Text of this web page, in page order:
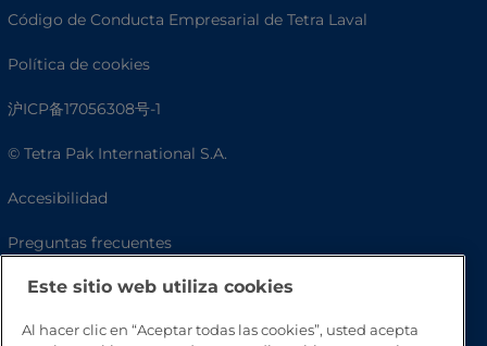
Código de Conducta Empresarial de Tetra Laval
Política de cookies
沪ICP备17056308号-1
© Tetra Pak International S.A.
Accesibilidad
Preguntas frecuentes
Este sitio web utiliza cookies
Al hacer clic en “Aceptar todas las cookies”, usted acepta